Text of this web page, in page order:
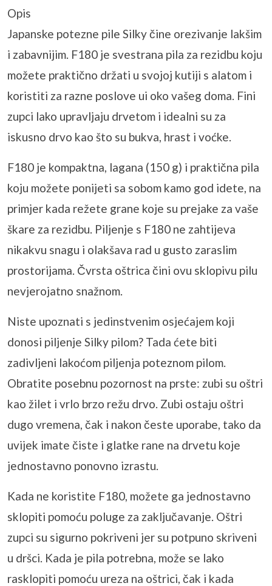
Opis
Japanske potezne pile Silky čine orezivanje lakšim
i zabavnijim. F180 je svestrana pila za rezidbu koju
možete praktično držati u svojoj kutiji s alatom i
koristiti za razne poslove ui oko vašeg doma. Fini
zupci lako upravljaju drvetom i idealni su za
iskusno drvo kao što su bukva, hrast i voćke.
F180 je kompaktna, lagana (150 g) i praktična pila
koju možete ponijeti sa sobom kamo god idete, na
primjer kada režete grane koje su prejake za vaše
škare za rezidbu. Piljenje s F180 ne zahtijeva
nikakvu snagu i olakšava rad u gusto zaraslim
prostorijama. Čvrsta oštrica čini ovu sklopivu pilu
nevjerojatno snažnom.
Niste upoznati s jedinstvenim osjećajem koji
donosi piljenje Silky pilom? Tada ćete biti
zadivljeni lakoćom piljenja poteznom pilom.
Obratite posebnu pozornost na prste: zubi su oštri
kao žilet i vrlo brzo režu drvo. Zubi ostaju oštri
dugo vremena, čak i nakon česte uporabe, tako da
uvijek imate čiste i glatke rane na drvetu koje
jednostavno ponovno izrastu.
Kada ne koristite F180, možete ga jednostavno
sklopiti pomoću poluge za zaključavanje. Oštri
zupci su sigurno pokriveni jer su potpuno skriveni
u dršci. Kada je pila potrebna, može se lako
rasklopiti pomoću ureza na oštrici, čak i kada